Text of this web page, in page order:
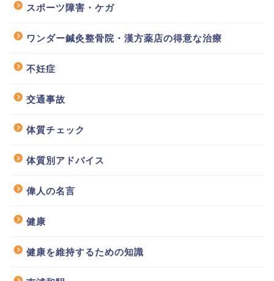
スポーツ障害・ケガ
ワンダー鍼灸整骨院・漢方薬店の得意な治療
不妊症
交通事故
体質チェック
体質別アドバイス
偉人の名言
健康
健康を維持するための知識